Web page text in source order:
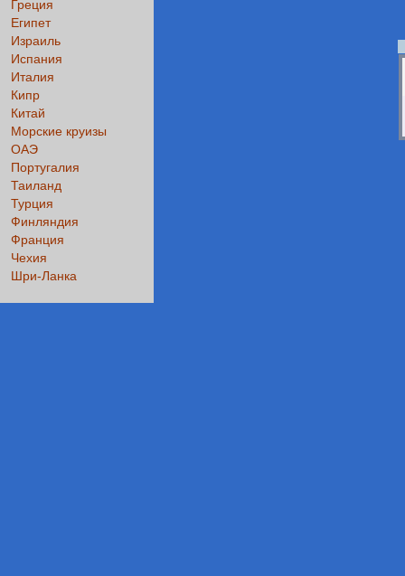
Греция
Египет
Израиль
Испания
Италия
Кипр
Китай
Морские круизы
ОАЭ
Португалия
Таиланд
Турция
Финляндия
Франция
Чехия
Шри-Ланка